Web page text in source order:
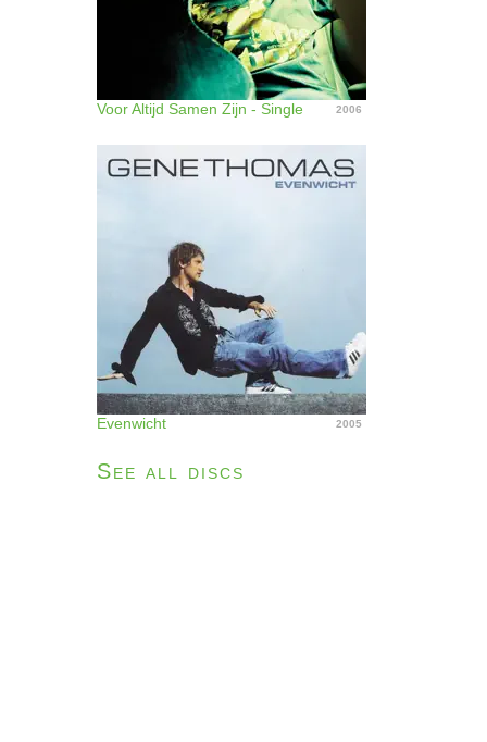
Voor Altijd Samen Zijn - Single 2006
Evenwicht 2005
See all discs